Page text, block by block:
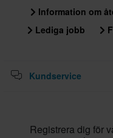
Information om
Lediga jobb
Kundservice
Registrera dig för